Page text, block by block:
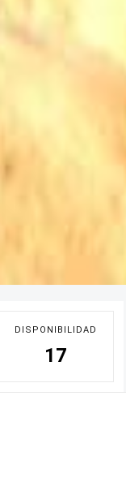
DISPONIBILIDAD
17